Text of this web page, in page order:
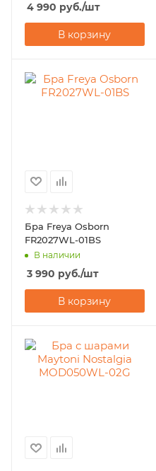
4 990 руб./шт
В корзину
Бра Freya Osborn
FR2027WL-01BS
В наличии
3 990 руб./шт
В корзину